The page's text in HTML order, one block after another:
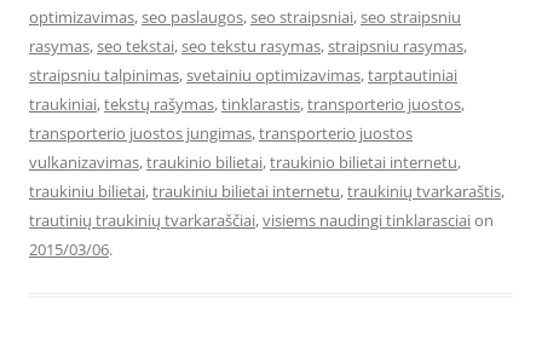
optimizavimas,seo paslaugos,seo straipsniai,seo straipsniu
rasymas,seo tekstai,seo tekstu rasymas,straipsniu rasymas,
straipsniu talpinimas,svetainiu optimizavimas,tarptautiniai
traukiniai,tekstų rašymas,tinklarastis,transporterio juostos,
transporterio juostos jungimas,transporterio juostos
vulkanizavimas,traukinio bilietai,traukinio bilietai internetu,
traukiniu bilietai,traukiniu bilietai internetu,traukinių tvarkaraštis,
trautinių traukinių tvarkaraščiai,visiems naudingi tinklarasciaion
2015/03/06.